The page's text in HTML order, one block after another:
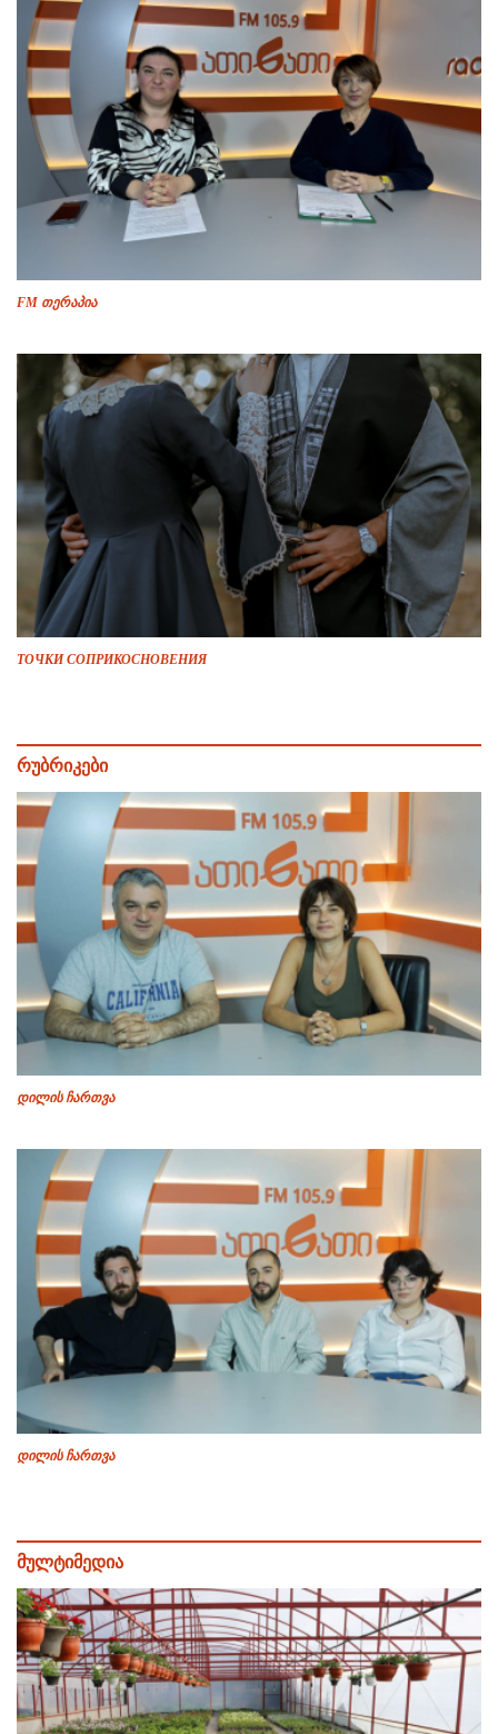
FM თერაპია
ТОЧКИ СОПРИКОСНОВЕНИЯ
რუბრიკები
დილის ჩართვა
დილის ჩართვა
მულტიმედია